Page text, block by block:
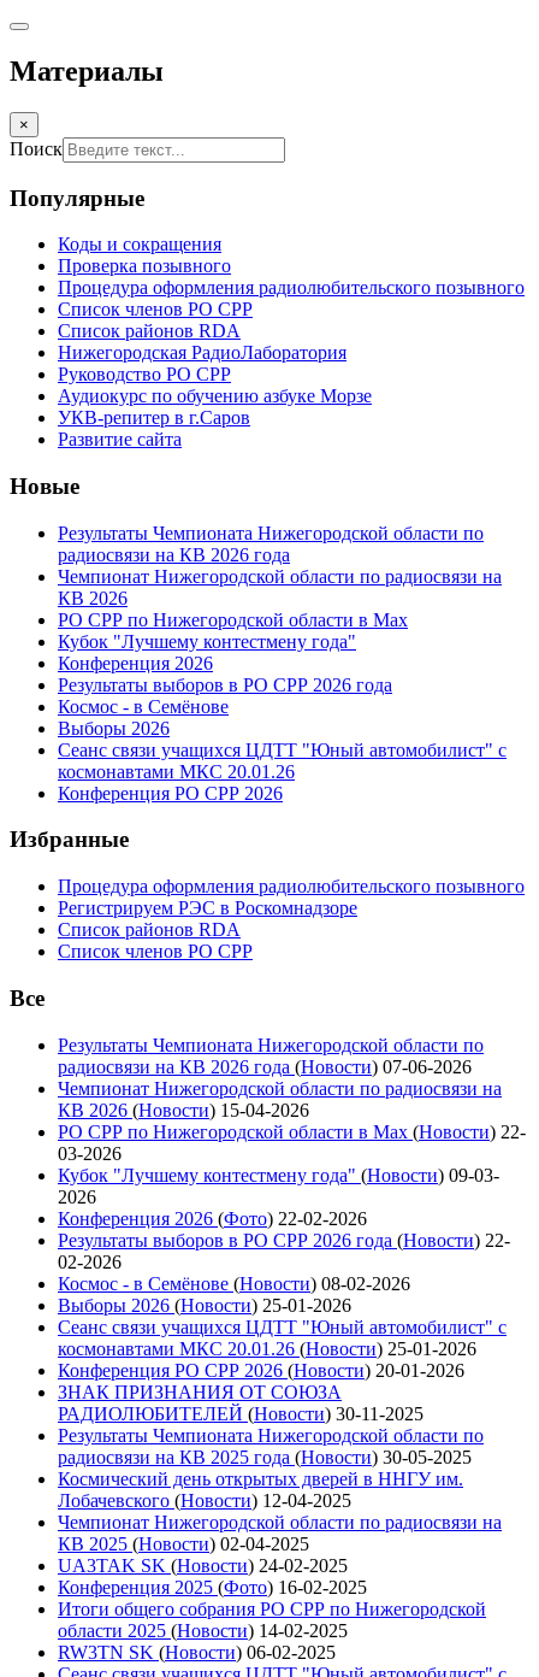
Материалы
×
Поиск
Популярные
Коды и сокращения
Проверка позывного
Процедура оформления радиолюбительского позывного
Список членов РО СРР
Список районов RDA
Нижегородская РадиоЛаборатория
Руководство РО СРР
Аудиокурс по обучению азбуке Морзе
УКВ-репитер в г.Саров
Развитие сайта
Новые
Результаты Чемпионата Нижегородской области по
радиосвязи на КВ 2026 года
Чемпионат Нижегородской области по радиосвязи на
КВ 2026
РО СРР по Нижегородской области в Max
Кубок "Лучшему контестмену года"
Конференция 2026
Результаты выборов в РО СРР 2026 года
Космос - в Семёнове
Выборы 2026
Сеанс связи учащихся ЦДТТ "Юный автомобилист" с
космонавтами МКС 20.01.26
Конференция РО СРР 2026
Избранные
Процедура оформления радиолюбительского позывного
Регистрируем РЭС в Роскомнадзоре
Список районов RDA
Список членов РО СРР
Все
Результаты Чемпионата Нижегородской области по
радиосвязи на КВ 2026 года (Новости) 07-06-2026
Чемпионат Нижегородской области по радиосвязи на
КВ 2026 (Новости) 15-04-2026
РО СРР по Нижегородской области в Max (Новости) 22-
03-2026
Кубок "Лучшему контестмену года" (Новости) 09-03-
2026
Конференция 2026 (Фото) 22-02-2026
Результаты выборов в РО СРР 2026 года (Новости) 22-
02-2026
Космос - в Семёнове (Новости) 08-02-2026
Выборы 2026 (Новости) 25-01-2026
Сеанс связи учащихся ЦДТТ "Юный автомобилист" с
космонавтами МКС 20.01.26 (Новости) 25-01-2026
Конференция РО СРР 2026 (Новости) 20-01-2026
ЗНАК ПРИЗНАНИЯ ОТ СОЮЗА
РАДИОЛЮБИТЕЛЕЙ (Новости) 30-11-2025
Результаты Чемпионата Нижегородской области по
радиосвязи на КВ 2025 года (Новости) 30-05-2025
Космический день открытых дверей в ННГУ им.
Лобачевского (Новости) 12-04-2025
Чемпионат Нижегородской области по радиосвязи на
КВ 2025 (Новости) 02-04-2025
UA3TAK SK (Новости) 24-02-2025
Конференция 2025 (Фото) 16-02-2025
Итоги общего собрания РО СРР по Нижегородской
области 2025 (Новости) 14-02-2025
RW3TN SK (Новости) 06-02-2025